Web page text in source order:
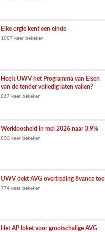
Elke orgie kent een einde
1007 keer bekeken
Heeft UWV het Programma van Eisen
van de tender volledig laten vallen?
867 keer bekeken
Werkloosheid in mei 2026 naar 3,9%
800 keer bekeken
UWV dekt AVG overtreding 8vance toe
774 keer bekeken
Het AP loket voor grootschalige AVG-